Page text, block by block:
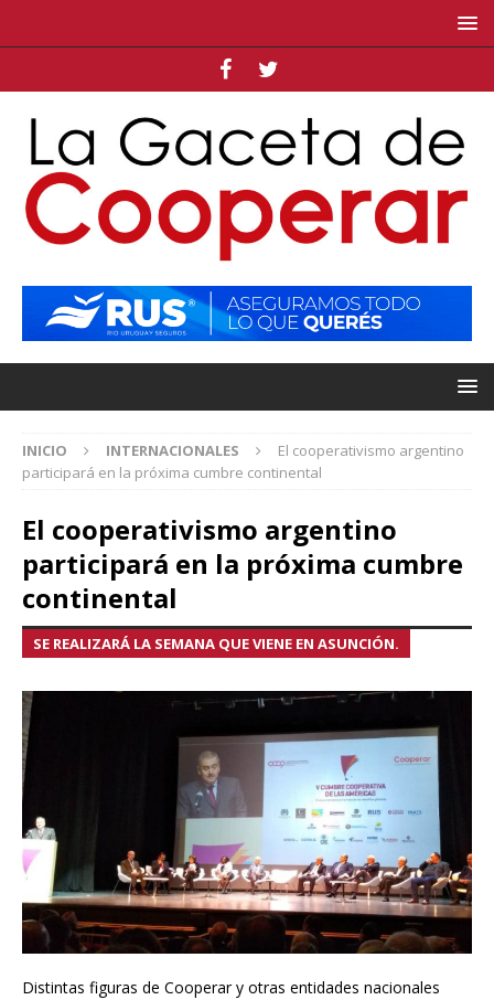
INICIO INTERNACIONALES
El cooperativismo argentino
participará en la próxima cumbre continental
El cooperativismo argentino
participará en la próxima cumbre
continental
SE REALIZARÁ LA SEMANA QUE VIENE EN ASUNCIÓN.
Distintas figuras de Cooperar y otras entidades nacionales